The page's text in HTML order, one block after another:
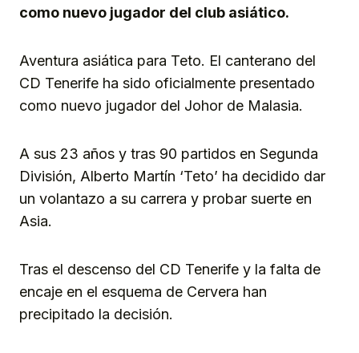
como nuevo jugador del club asiático.
Aventura asiática para Teto. El canterano del
CD Tenerife ha sido oficialmente presentado
como nuevo jugador del Johor de Malasia.
A sus 23 años y tras 90 partidos en Segunda
División, Alberto Martín ‘Teto’ ha decidido dar
un volantazo a su carrera y probar suerte en
Asia.
Tras el descenso del CD Tenerife y la falta de
encaje en el esquema de Cervera han
precipitado la decisión.